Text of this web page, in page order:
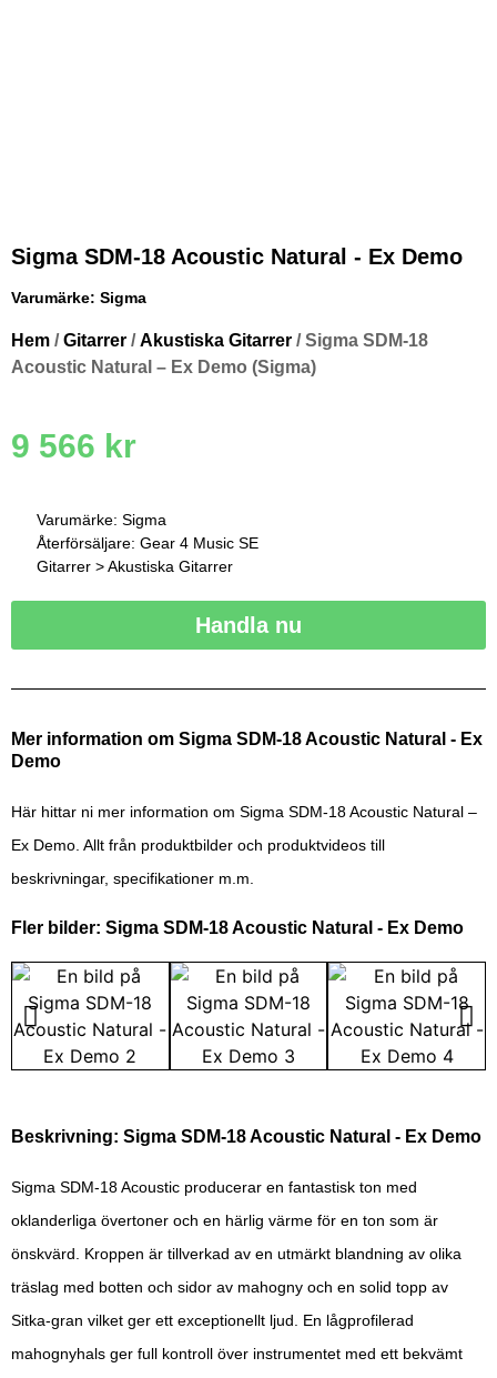
Sigma SDM-18 Acoustic Natural - Ex Demo
Varumärke: Sigma
Hem /Gitarrer /Akustiska Gitarrer / Sigma SDM-18
Acoustic Natural – Ex Demo (Sigma)
9 566 kr
Varumärke: Sigma
Återförsäljare: Gear 4 Music SE
Gitarrer > Akustiska Gitarrer
Handla nu
Mer information om Sigma SDM-18 Acoustic Natural - Ex
Demo
Här hittar ni mer information om Sigma SDM-18 Acoustic Natural –
Ex Demo. Allt från produktbilder och produktvideos till
beskrivningar, specifikationer m.m.
Fler bilder: Sigma SDM-18 Acoustic Natural - Ex Demo
Beskrivning: Sigma SDM-18 Acoustic Natural - Ex Demo
Sigma SDM-18 Acoustic producerar en fantastisk ton med
oklanderliga övertoner och en härlig värme för en ton som är
önskvärd. Kroppen är tillverkad av en utmärkt blandning av olika
träslag med botten och sidor av mahogny och en solid topp av
Sitka-gran vilket ger ett exceptionellt ljud. En lågprofilerad
mahognyhals ger full kontroll över instrumentet med ett bekvämt